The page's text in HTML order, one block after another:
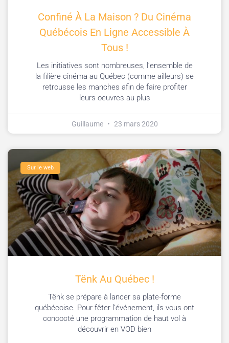
Confiné À La Maison ? Du Cinéma
Québécois En Ligne Accessible À
Tous !
Les initiatives sont nombreuses, l’ensemble de
la filière cinéma au Québec (comme ailleurs) se
retrousse les manches afin de faire profiter
leurs oeuvres au plus
Guillaume 23 mars 2020
Sur le web
Tënk Au Québec !
Tënk se prépare à lancer sa plate-forme
québécoise. Pour fêter l’événement, ils vous ont
concocté une programmation de haut vol à
découvrir en VOD bien